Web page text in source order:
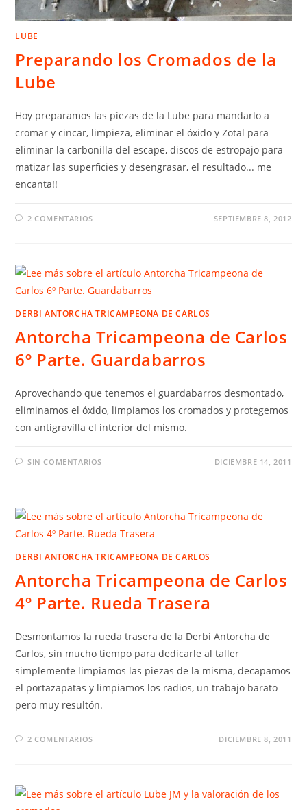
LUBE
Preparando los Cromados de la
Lube
Hoy preparamos las piezas de la Lube para mandarlo a
cromar y cincar, limpieza, eliminar el óxido y Zotal para
eliminar la carbonilla del escape, discos de estropajo para
matizar las superficies y desengrasar, el resultado... me
encanta!!
2 COMENTARIOS SEPTIEMBRE 8, 2012
DERBI ANTORCHA TRICAMPEONA DE CARLOS
Antorcha Tricampeona de Carlos
6º Parte. Guardabarros
Aprovechando que tenemos el guardabarros desmontado,
eliminamos el óxido, limpiamos los cromados y protegemos
con antigravilla el interior del mismo.
SIN COMENTARIOS DICIEMBRE 14, 2011
DERBI ANTORCHA TRICAMPEONA DE CARLOS
Antorcha Tricampeona de Carlos
4º Parte. Rueda Trasera
Desmontamos la rueda trasera de la Derbi Antorcha de
Carlos, sin mucho tiempo para dedicarle al taller
simplemente limpiamos las piezas de la misma, decapamos
el portazapatas y limpiamos los radios, un trabajo barato
pero muy resultón.
2 COMENTARIOS DICIEMBRE 8, 2011